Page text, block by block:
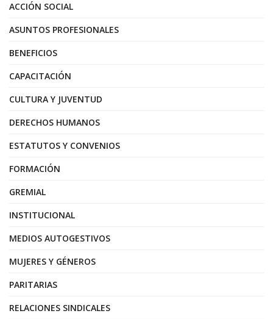
ACCIÓN SOCIAL
ASUNTOS PROFESIONALES
BENEFICIOS
CAPACITACIÓN
CULTURA Y JUVENTUD
DERECHOS HUMANOS
ESTATUTOS Y CONVENIOS
FORMACIÓN
GREMIAL
INSTITUCIONAL
MEDIOS AUTOGESTIVOS
MUJERES Y GÉNEROS
PARITARIAS
RELACIONES SINDICALES